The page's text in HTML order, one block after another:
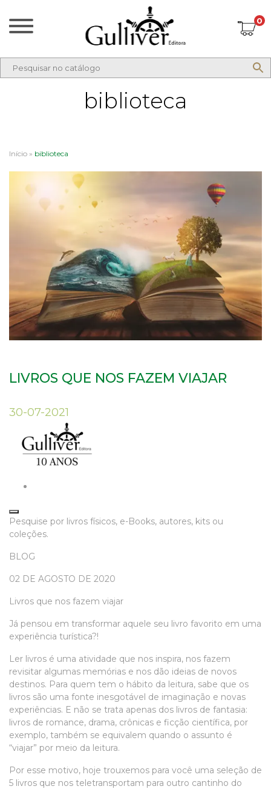
0
biblioteca
Início » biblioteca
LIVROS QUE NOS FAZEM VIAJAR
30-07-2021
Pesquise por livros físicos, e-Books, autores, kits ou
coleções.
BLOG
02 DE AGOSTO DE 2020
Livros que nos fazem viajar
Já pensou em transformar aquele seu livro favorito em uma
experiência turística?!
Ler livros é uma atividade que nos inspira, nos fazem
revisitar algumas memórias e nos dão ideias de novos
destinos. Para quem tem o hábito da leitura, sabe que os
livros são uma fonte inesgotável de imaginação e novas
experiências. E não se trata apenas dos livros de fantasia:
livros de romance, drama, crônicas e ficção científica, por
exemplo, também se equivalem quando o assunto é
“viajar” por meio da leitura.
Por esse motivo, hoje trouxemos para você uma seleção de
5 livros que nos teletransportam para outro cantinho do